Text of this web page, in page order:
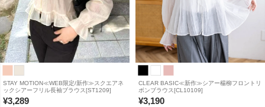
STAY MOTION≪WEB限定/新作≫スクエアネ
ックシアーフリル長袖ブラウス[ST1209]
¥3,289
CLEAR BASIC≪新作≫シアー楊柳フロントリ
ボンブラウス[CL10109]
¥3,190